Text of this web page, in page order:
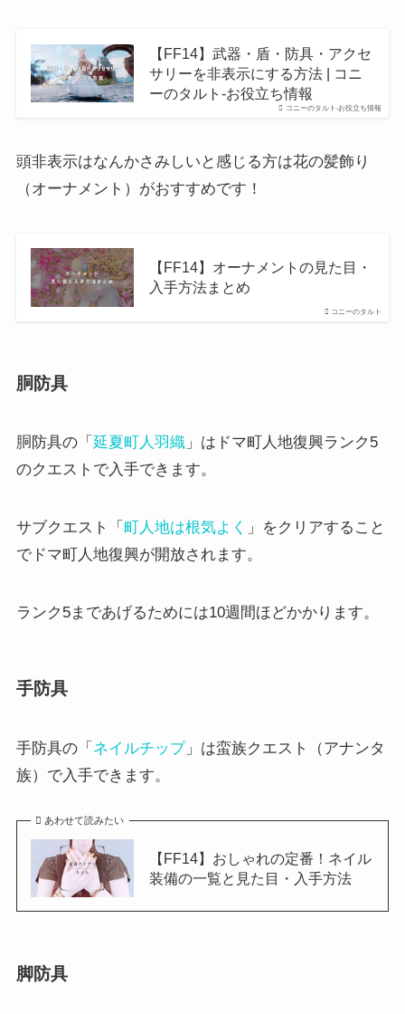
コニーのタルト-お役立ち情報
【FF14】武器・盾・防具・アクセ
サリーを非表示にする方法 | コニ
ーのタルト-お役立ち情報
頭非表示はなんかさみしいと感じる方は花の髪飾り
（オーナメント）がおすすめです！
コニーのタルト
【FF14】オーナメントの見た目・
入手方法まとめ
胴防具
胴防具の「 延夏町人羽織」はドマ町人地復興ランク5
のクエストで入手できます。
サブクエスト「 町人地は根気よく
」をクリアすること
でドマ町人地復興が開放されます。
ランク5まであげるためには10週間ほどかかります。
手防具
手防具の「 ネイルチップ」は蛮族クエスト（アナンタ
族）で入手できます。
あわせて読みたい
【FF14】おしゃれの定番！ネイル
装備の一覧と見た目・入手方法
脚防具